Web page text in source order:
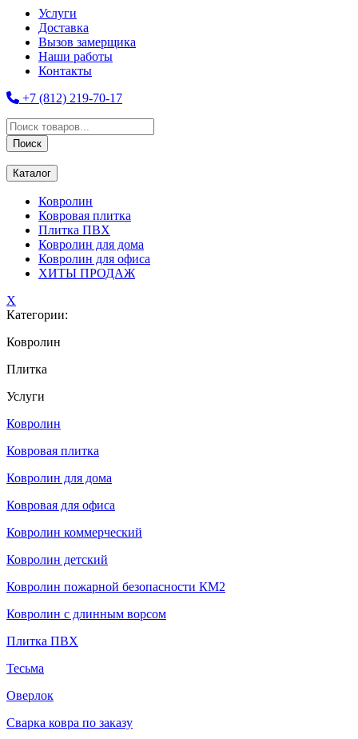
Услуги
Доставка
Вызов замерщика
Наши работы
Контакты
+7 (812) 219-70-17
Поиск
товаров
Поиск
Каталог
Ковролин
Ковровая плитка
Плитка ПВХ
Ковролин для дома
Ковролин для офиса
ХИТЫ ПРОДАЖ
X
Категории:
Ковролин
Плитка
Услуги
Ковролин
Ковровая плитка
Ковролин для дома
Ковровая для офиса
Ковролин коммерческий
Ковролин детский
Ковролин пожарной безопасности КМ2
Ковролин с длинным ворсом
Плитка ПВХ
Тесьма
Оверлок
Сварка ковра по заказу